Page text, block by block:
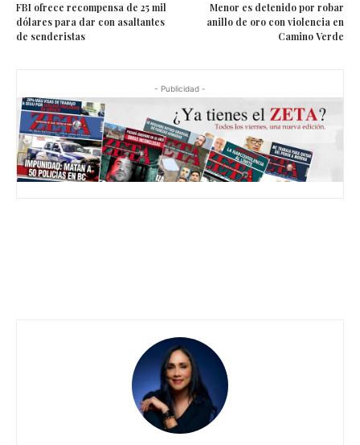
FBI ofrece recompensa de 25 mil
dólares para dar con asaltantes
de senderistas
Menor es detenido por robar
anillo de oro con violencia en
Camino Verde
- Publicidad -